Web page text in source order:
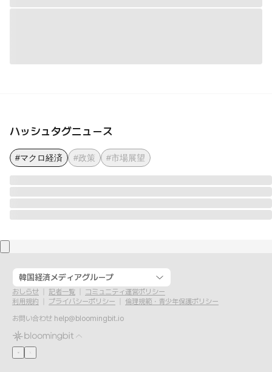
ハッシュタグニュース
#マクロ経済 #政策 #市場展望
韓国経済メディアグループ
おしらせ 記者一覧
コミュニティ運営ポリシー
利用規約
プライバシーポリシー
倫理規範・青少年保護ポリシー
お問い合わせ help@bloomingbit.io